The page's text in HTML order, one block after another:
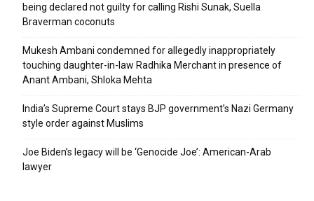
being declared not guilty for calling Rishi Sunak, Suella
Braverman coconuts
Mukesh Ambani condemned for allegedly inappropriately
touching daughter-in-law Radhika Merchant in presence of
Anant Ambani, Shloka Mehta
India’s Supreme Court stays BJP government’s Nazi Germany
style order against Muslims
Joe Biden’s legacy will be ‘Genocide Joe’: American-Arab
lawyer